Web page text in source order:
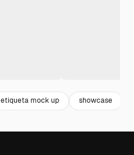
etiqueta mock up showcase